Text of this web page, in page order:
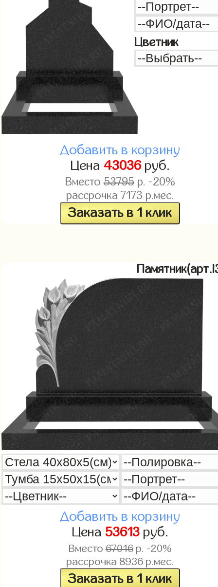
Цветник
Добавить в корзину
Цена 43036руб.
Вместо53795р. -20%
рассрочка7173 р.мес.
Заказать в 1 клик
Добавить в корзину
Цена 53613руб.
Вместо67016р. -20%
рассрочка 8936 р.мес.
Заказать в 1 клик